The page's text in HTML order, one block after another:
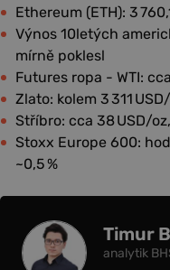
Ethereum (ETH): 3
Výnos 10letých
mírně poklesl
Futures ropa - WTI:
Zlato: kolem 3 311
Stříbro: cca 38 USD/
Stoxx Europe 600:
~0,5 %
Timur
analytik